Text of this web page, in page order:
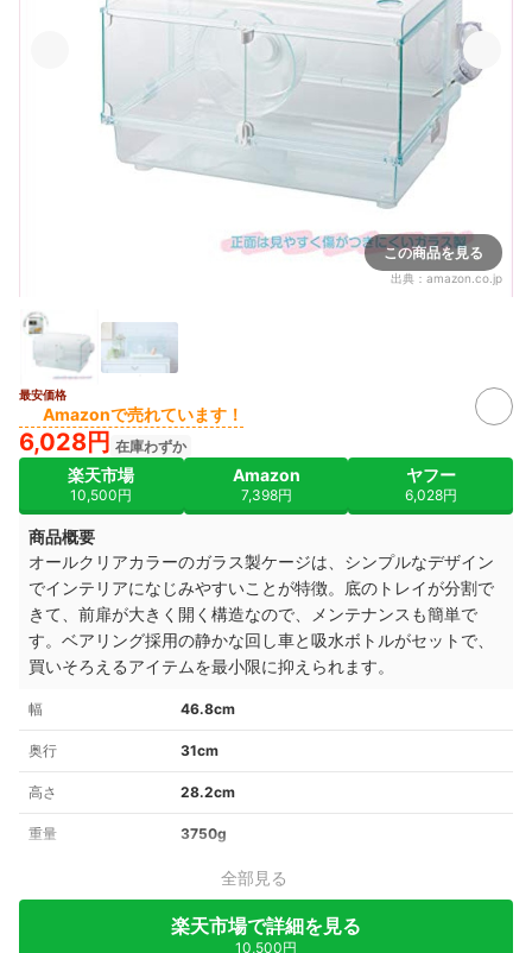
この商品を見る
出典： amazon.co.jp
最安価格
Amazonで売れています！
6,028円 在庫わずか
楽天市場
10,500円
Amazon
7,398円
ヤフー
6,028円
商品概要
オールクリアカラーのガラス製ケージは、シンプルなデザイン
でインテリアになじみやすいことが特徴。底のトレイが分割で
きて、前扉が大きく開く構造なので、メンテナンスも簡単で
す。ベアリング採用の静かな回し車と吸水ボトルがセットで、
買いそろえるアイテムを最小限に抑えられます。
幅 46.8cm
奥行 31cm
高さ 28.2cm
重量 3750g
全部見る
楽天市場で詳細を見る
10,500円